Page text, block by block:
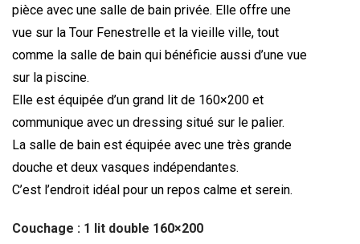
pièce avec une salle de bain privée. Elle offre une
vue sur la Tour Fenestrelle et la vieille ville, tout
comme la salle de bain qui bénéficie aussi d’une vue
sur la piscine.
Elle est équipée d’un grand lit de 160×200 et
communique avec un dressing situé sur le palier.
La salle de bain est équipée avec une très grande
douche et deux vasques indépendantes.
C’est l’endroit idéal pour un repos calme et serein.
Couchage : 1 lit double 160×200